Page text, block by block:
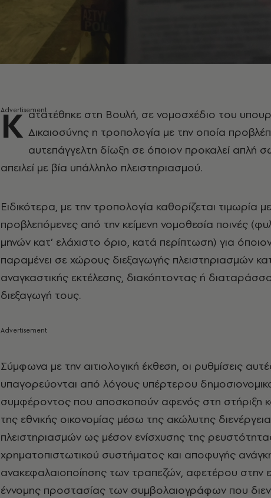
Κ ατατέθηκε στη Βουλή, σε νομοσχέδιο του
Δικαιοσύνης η τροπολογία με την οποία
αυτεπάγγελτη δίωξη σε όποιον προκαλεί απλή
απειλεί με βία υπάλληλο πλειστηριασμού.
Ειδικότερα, με την τροπολογία καθορίζεται τιμωρία
προβλεπόμενες από την κείμενη νομοθεσία ποινές
μηνών κατ’ ελάχιστο όριο, κατά περίπτωση) για όποιον
παραμένει σε χώρους διεξαγωγής πλειστηριασμών
αναγκαστικής εκτέλεσης, διακόπτοντας ή
διεξαγωγή τους.
Σύμφωνα με την αιτιολογική έκθεση, οι ρυθμίσεις
υπαγορεύονται από λόγους υπέρτερου
συμφέροντος που αποσκοπούν αφενός στη στήριξη
της εθνικής οικονομίας μέσω της ακώλυτης
πλειστηριασμών ως μέσον ενίσχυσης της
χρηματοπιστωτικού συστήματος και αποφυγής
ανακεφαλαιοποίησης των τραπεζών, αφετέρου στην
έννομης προστασίας των συμβολαιογράφων που